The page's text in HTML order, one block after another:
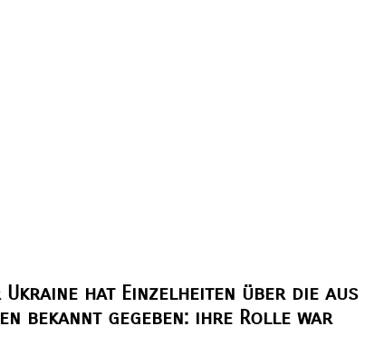
hat Einzelheiten über die aus
bekannt gegeben: ihre Rolle war